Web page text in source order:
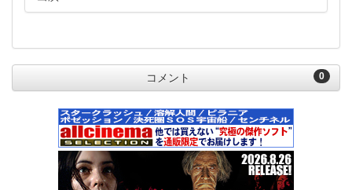
0
コメント